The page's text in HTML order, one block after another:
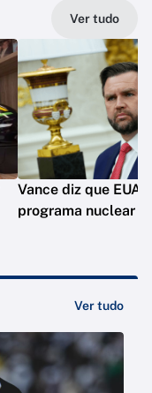
Ver tudo
Vance diz que EUA
programa nuclear
Ver tudo